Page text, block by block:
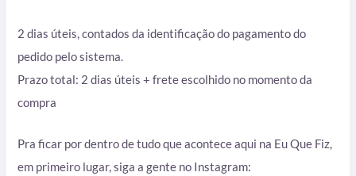
2 dias úteis, contados da identificação do pagamento do
pedido pelo sistema.
Prazo total: 2 dias úteis + frete escolhido no momento da
compra
Pra ficar por dentro de tudo que acontece aqui na Eu Que Fiz,
em primeiro lugar, siga a gente no Instagram: